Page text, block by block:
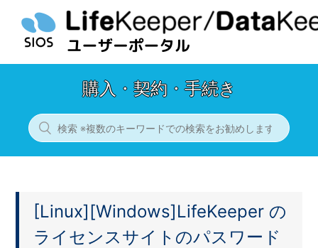
購入・契約・手続き
[Linux][Windows]LifeKeeper の
ライセンスサイトのパスワード